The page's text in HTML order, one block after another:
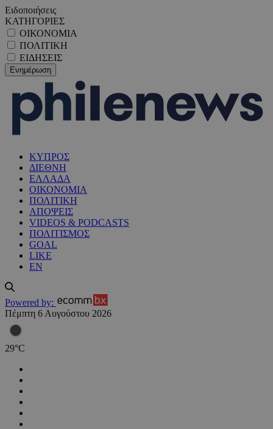
Ειδοποιήσεις
ΚΑΤΗΓΟΡΙΕΣ
ΟΙΚΟΝΟΜΙΑ
ΠΟΛΙΤΙΚΗ
ΕΙΔΗΣΕΙΣ
ΚΥΠΡΟΣ
ΔΙΕΘΝΗ
ΕΛΛΑΔΑ
ΟΙΚΟΝΟΜΙΑ
ΠΟΛΙΤΙΚΗ
ΑΠΟΨΕΙΣ
VIDEOS & PODCASTS
ΠΟΛΙΤΙΣΜΟΣ
GOAL
LIKE
EN
Powered by:
Πέμπτη 6 Αυγούστου 2026
29°C